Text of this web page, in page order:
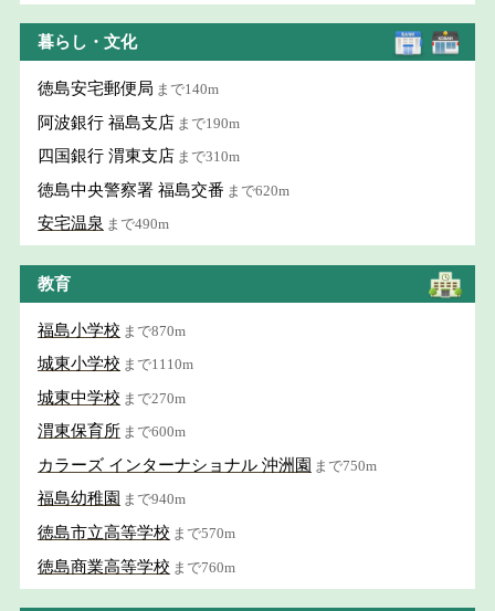
暮らし・文化
徳島安宅郵便局 まで140m
阿波銀行 福島支店 まで190m
四国銀行 渭東支店 まで310m
徳島中央警察署 福島交番 まで620m
安宅温泉 まで490m
教育
福島小学校 まで870m
城東小学校 まで1110m
城東中学校 まで270m
渭東保育所 まで600m
カラーズ インターナショナル 沖洲園 まで750m
福島幼稚園 まで940m
徳島市立高等学校 まで570m
徳島商業高等学校 まで760m